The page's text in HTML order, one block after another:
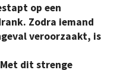
op een
Zodra iemand
veroorzaakt, is
dit strenge